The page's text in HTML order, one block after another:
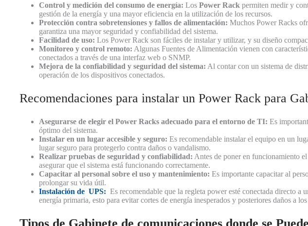
Control y medición del consumo de energía: Los Power Rack permiten medir y
gestión de la energía y una mayor eficiencia en la utilización de los recursos.
Protección contra sobretensiones y fallos de alimentación: Muchos Power Racks
garantiza una mayor seguridad y confiabilidad del sistema.
Facilidad de uso: Los Power Rack son fáciles de instalar y utilizar, y su diseño
Monitoreo y control remoto: Algunas Fuentes de Alimentación vienen con
conectados a través de una interfaz web o SNMP.
Mejora de la confiabilidad y seguridad del sistema: Al contar con un sistema de
operación de los dispositivos conectados.
Recomendaciones para instalar un Power Rack para
Asegurarse de elegir el Power Racks adecuado para el entorno de TI: Es
óptimo del sistema.
Instalar en un lugar accesible y seguro: Es recomendable instalar el equipo en un
lugar seguro para protegerlo contra daños o vandalismo.
Realizar pruebas de seguridad y confiabilidad: Antes de poner en funcionamiento
asegurar que el sistema está funcionando correctamente.
Capacitar al personal sobre el uso y mantenimiento: Es importante capacitar al
prolongar su vida útil.
Instalación de UPS: Es recomendable que la regleta power esté conectada directo
energía primaria, esto para evitar cortes de energía inesperados y posteriores daños a
Tipos de Gabinete de comunicaciones donde se